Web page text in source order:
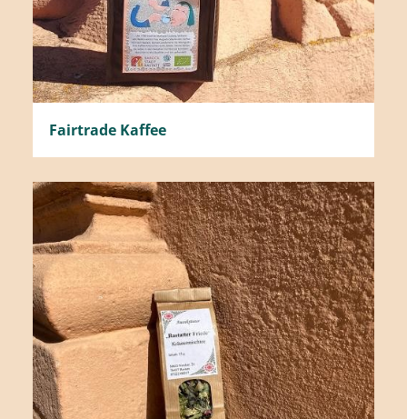
Fairtrade Kaffee